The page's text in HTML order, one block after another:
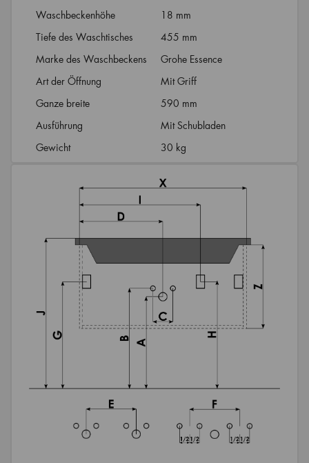
Waschbeckenhöhe
18 mm
Tiefe des Waschtisches
455 mm
Marke des Waschbeckens
Grohe Essence
Art der Öffnung
Mit Griff
Ganze breite
590 mm
Ausführung
Mit Schubladen
Gewicht
30 kg